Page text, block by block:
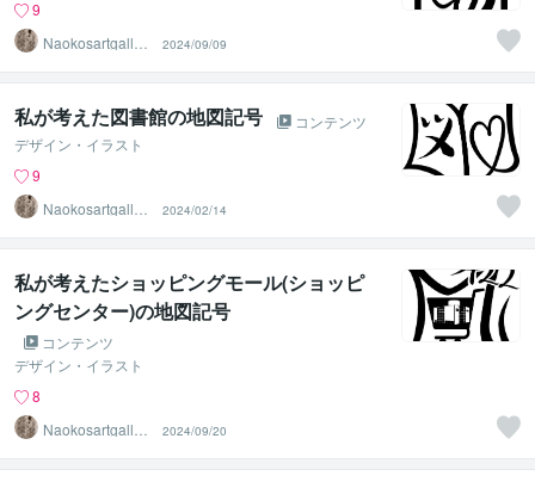
9
Naokosartgaller
2024/09/09
私が考えた図書館の地図記号
コンテンツ
デザイン・イラスト
9
Naokosartgaller
2024/02/14
私が考えたショッピングモール(ショッピ
ングセンター)の地図記号
コンテンツ
デザイン・イラスト
8
Naokosartgaller
2024/09/20